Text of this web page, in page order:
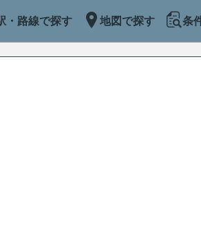
・路線で探す 地図で探す 条